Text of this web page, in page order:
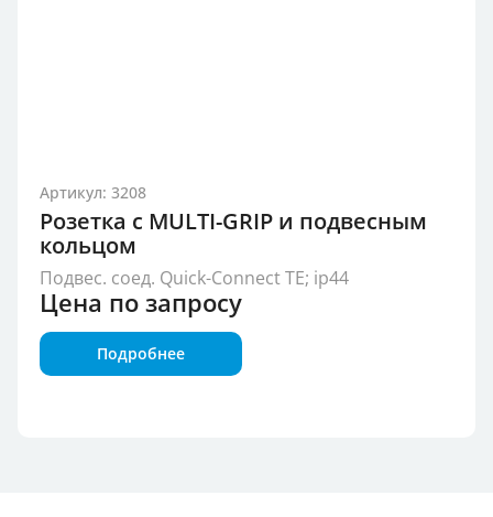
Артикул: 3208
Розетка с MULTI-GRIP и подвесным
кольцом
Подвес. соед. Quick-Connect TE; ip44
Цена по запросу
Подробнее